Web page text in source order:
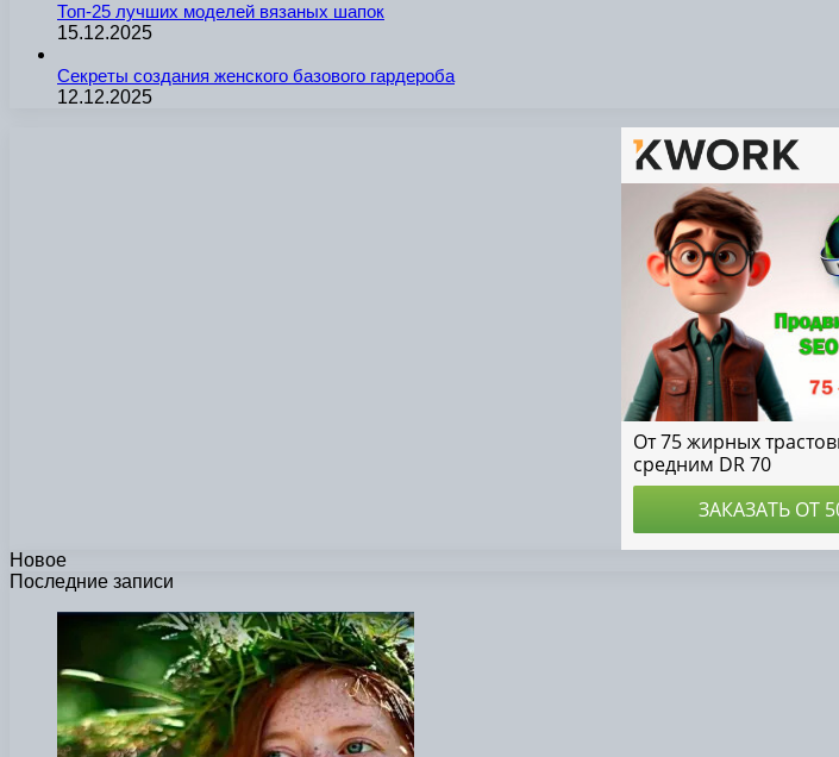
Топ-25 лучших моделей вязаных шапок
15.12.2025
Секреты создания женского базового гардероба
12.12.2025
Новое
Последние записи